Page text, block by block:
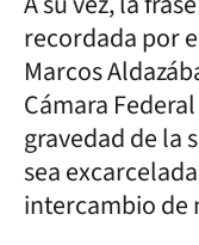
recordada por
Marcos
Cámara
gravedad de la
sea
intercambio de